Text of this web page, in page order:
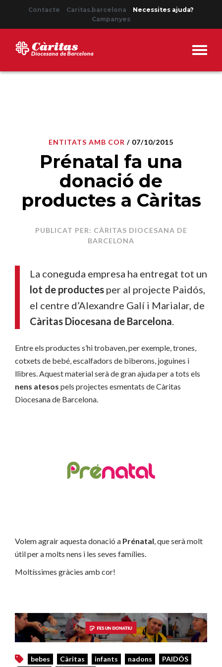
Contacte Caritas.barcelona
Necessites ajuda?
Campanyes
ENTITATS AMB COR / 07/10/2015
Prénatal fa una
donació de
productes a Càritas
PUBLICAT PER: CÀRITAS DIOCESANA DE
BARCELONA
La coneguda empresa ha entregat tot un
lot de productes per al projecte Paidós,
el centre d’Alexandre Galí i Marialar, de
Càritas Diocesana de Barcelona.
Entre els productes s’hi trobaven, per exemple, trones,
cotxets de bebé, escalfadors de biberons, joguines i
llibres. Aquest material serà de gran ajuda per a tots els
nens atesos pels projectes esmentats de Càritas
Diocesana de Barcelona.
Volem agrair aquesta donació a Prénatal, que serà molt
útil per a molts nens i les seves famílies.
Moltíssimes gràcies amb cor!
bebes Càritas infants nadons
PAIDÓS